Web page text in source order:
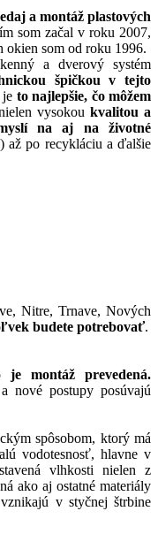
a montáž plastových
som začal v roku 2007,
okien som od roku 1996.
a dverový systém
špičkou v tejto
to najlepšie, čo môžem
vysokou kvalitou a
na aj na životné
až po recykláciu a ďalšie
Nitre, Trnave, Nových
budete potrebovať.
montáž prevedená.
nové postupy posúvajú
spôsobom, ktorý má
vodotesnosť, hlavne v
vlhkosti nielen z
ako aj ostatné materiály
v styčnej štrbine